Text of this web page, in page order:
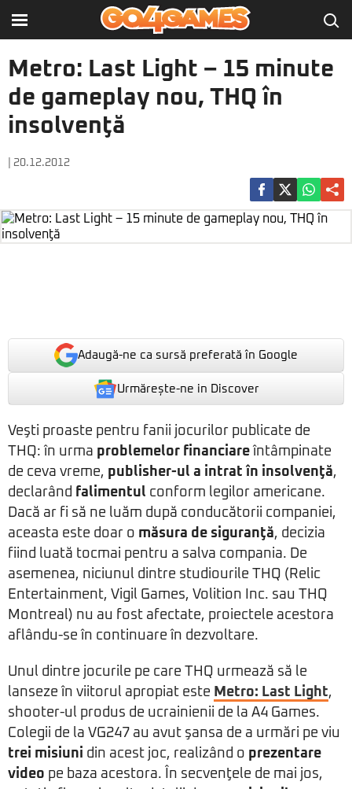
Metro: Last Light – 15 minute
de gameplay nou, THQ în
insolvenţă
| 20.12.2012
Adaugă-ne ca sursă preferată în Google
Urmărește-ne in Discover
Veşti proaste pentru fanii jocurilor publicate de
THQ: în urma problemelor financiare întâmpinate
de ceva vreme, publisher-ul a intrat în insolvenţă,
declarând falimentul conform legilor americane.
Dacă ar fi să ne luăm după conducătorii companiei,
aceasta este doar o măsura de siguranţă, decizia
fiind luată tocmai pentru a salva compania. De
asemenea, niciunul dintre studiourile THQ (Relic
Entertainment, Vigil Games, Volition Inc. sau THQ
Montreal) nu au fost afectate, proiectele acestora
aflându-se în continuare în dezvoltare.
Unul dintre jocurile pe care THQ urmează să le
lanseze în viitorul apropiat este Metro: Last Light,
shooter-ul produs de ucrainienii de la A4 Games.
Colegii de la VG247 au avut şansa de a urmări pe viu
trei misiuni din acest joc, realizând o prezentare
video pe baza acestora. În secvenţele de mai jos,